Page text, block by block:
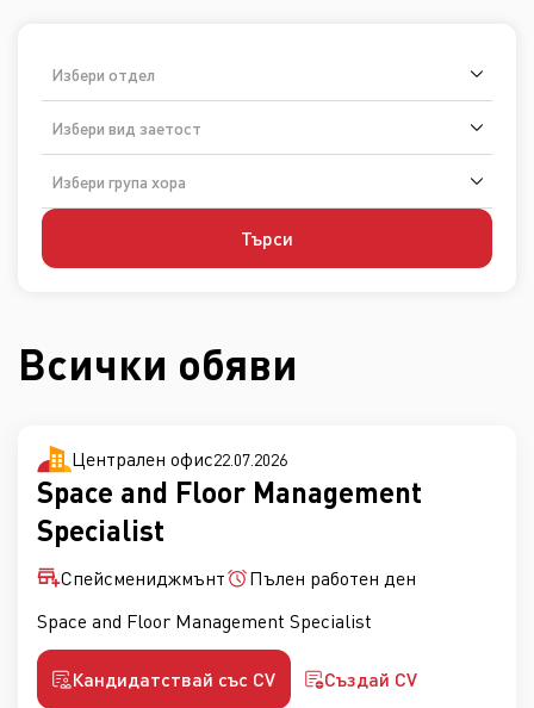
Избери отдел
Избери вид заетост
Избери група хора
Търси
Всички обяви
Space and Floor Management
Specialist
Централен офис22.07.2026
Спейсмениджмънт
Пълен работен ден
Space and Floor Management Specialist
Кандидатствай със CV Създай CV